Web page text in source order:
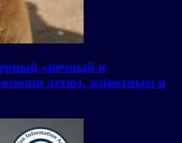
«вечный и
детям, животным и